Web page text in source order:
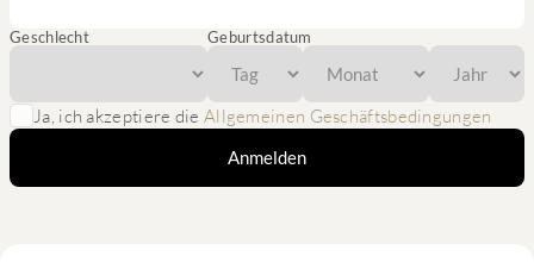
Geschlecht Geburtsdatum
Ja, ich akzeptiere die Allgemeinen Geschäftsbedingungen
Anmelden